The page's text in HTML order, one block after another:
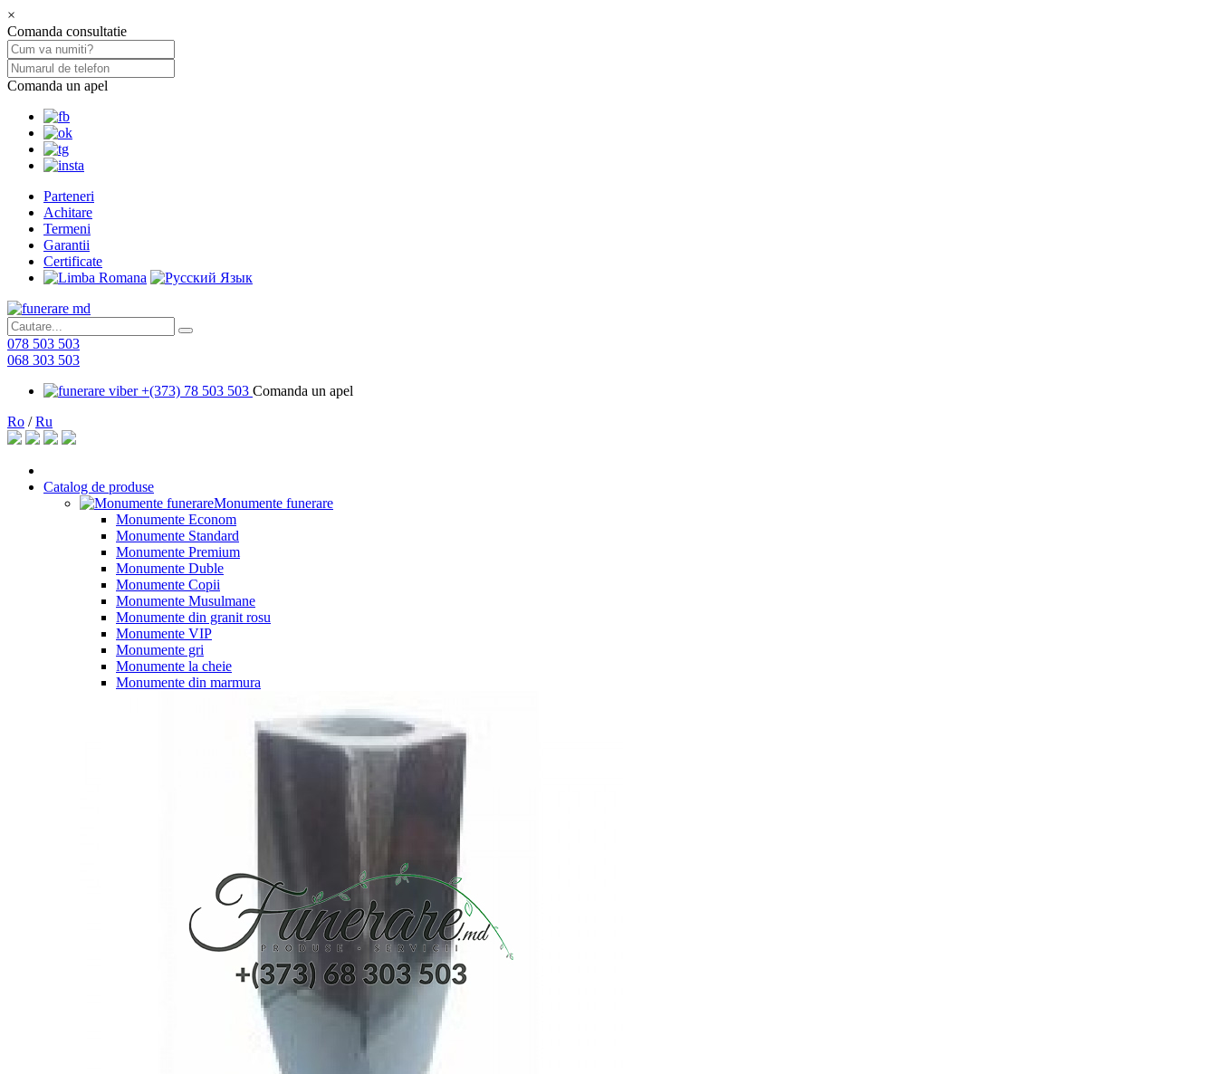
×
Comanda consultatie
Comanda un apel
Parteneri
Achitare
Termeni
Garantii
Certificate
078 503 503
068 303 503
+(373) 78 503 503 Comanda un apel
Ro /Ru
Catalog de produse
Monumente funerare
Monumente Econom
Monumente Standard
Monumente Premium
Monumente Duble
Monumente Copii
Monumente Musulmane
Monumente din granit rosu
Monumente VIP
Monumente gri
Monumente la cheie
Monumente din marmura